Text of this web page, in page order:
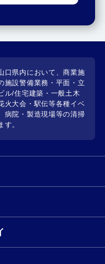
口県内において、商業施
施設警備業務・平面・立
ル/住宅建築・一般土木
火大会・駅伝等各種イベ
病院・製造現場等の清掃
す。